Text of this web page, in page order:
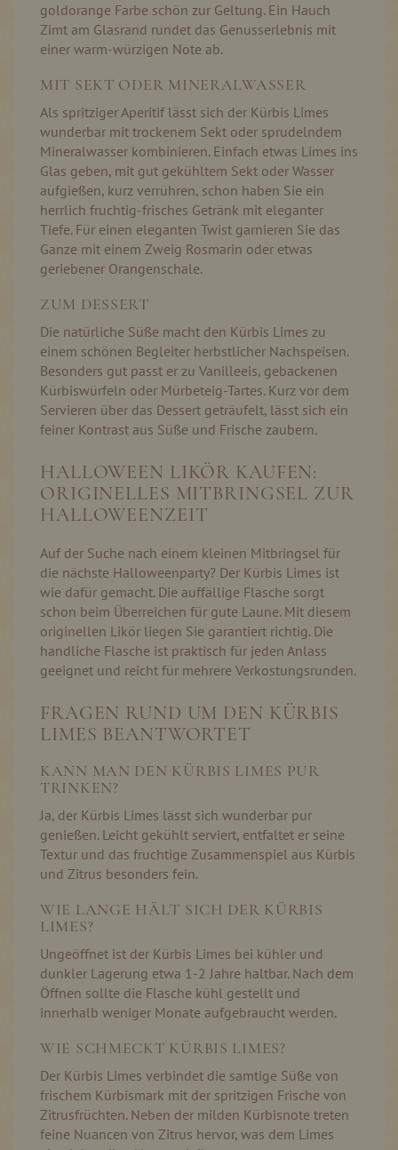
goldorange Farbe schön zur Geltung. Ein Hauch
Zimt am Glasrand rundet das Genusserlebnis mit
einer warm-würzigen Note ab.
MIT SEKT ODER MINERALWASSER
Als spritziger Aperitif lässt sich der Kürbis Limes
wunderbar mit trockenem Sekt oder sprudelndem
Mineralwasser kombinieren. Einfach etwas Limes ins
Glas geben, mit gut gekühltem Sekt oder Wasser
aufgießen, kurz verrühren, schon haben Sie ein
herrlich fruchtig-frisches Getränk mit eleganter
Tiefe. Für einen eleganten Twist garnieren Sie das
Ganze mit einem Zweig Rosmarin oder etwas
geriebener Orangenschale.
ZUM DESSERT
Die natürliche Süße macht den Kürbis Limes zu
einem schönen Begleiter herbstlicher Nachspeisen.
Besonders gut passt er zu Vanilleeis, gebackenen
Kürbiswürfeln oder Mürbeteig-Tartes. Kurz vor dem
Servieren über das Dessert geträufelt, lässt sich ein
feiner Kontrast aus Süße und Frische zaubern.
HALLOWEEN LIKÖR KAUFEN:
ORIGINELLES MITBRINGSEL ZUR
HALLOWEENZEIT
Auf der Suche nach einem kleinen Mitbringsel für
die nächste Halloweenparty? Der Kürbis Limes ist
wie dafür gemacht. Die auffällige Flasche sorgt
schon beim Überreichen für gute Laune. Mit diesem
originellen Likör liegen Sie garantiert richtig. Die
handliche Flasche ist praktisch für jeden Anlass
geeignet und reicht für mehrere Verkostungsrunden.
FRAGEN RUND UM DEN KÜRBIS
LIMES BEANTWORTET
KANN MAN DEN KÜRBIS LIMES PUR
TRINKEN?
Ja, der Kürbis Limes lässt sich wunderbar pur
genießen. Leicht gekühlt serviert, entfaltet er seine
Textur und das fruchtige Zusammenspiel aus Kürbis
und Zitrus besonders fein.
WIE LANGE HÄLT SICH DER KÜRBIS
LIMES?
Ungeöffnet ist der Kürbis Limes bei kühler und
dunkler Lagerung etwa 1-2 Jahre haltbar. Nach dem
Öffnen sollte die Flasche kühl gestellt und
innerhalb weniger Monate aufgebraucht werden.
WIE SCHMECKT KÜRBIS LIMES?
Der Kürbis Limes verbindet die samtige Süße von
frischem Kürbismark mit der spritzigen Frische von
Zitrusfrüchten. Neben der milden Kürbisnote treten
feine Nuancen von Zitrus hervor, was dem Limes